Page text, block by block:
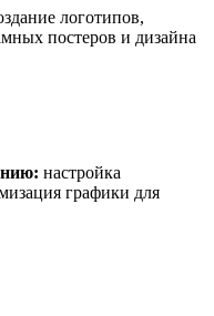
логотипов,
постеров и дизайна
настройка
графики для